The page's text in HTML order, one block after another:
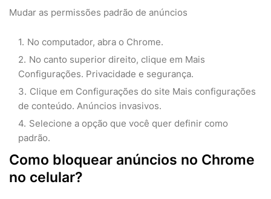
Mudar as permissões padrão de anúncios
No computador, abra o Chrome.
No canto superior direito, clique em Mais
Configurações. Privacidade e segurança.
Clique em Configurações do site Mais configurações
de conteúdo. Anúncios invasivos.
Selecione a opção que você quer definir como
padrão.
Como bloquear anúncios no Chrome
no celular?